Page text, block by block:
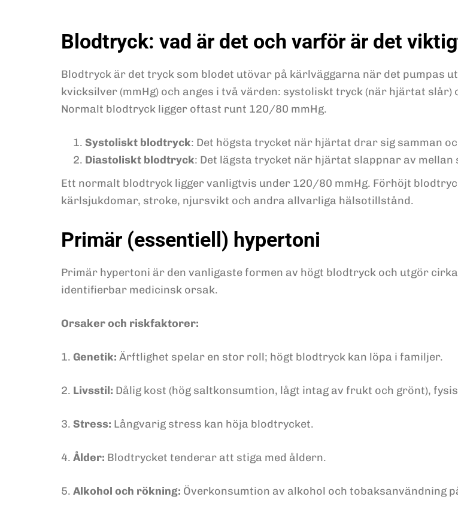
Blodtryck: vad är det och varför är det
Blodtryck är det tryck som blodet utövar på kärlväggarna när det pumpas
kvicksilver (mmHg) och anges i två värden: systoliskt tryck (när hjärtat
Normalt blodtryck ligger oftast runt 120/80 mmHg.
Systoliskt blodtryck: Det högsta trycket när hjärtat drar sig samman
Diastoliskt blodtryck: Det lägsta trycket när hjärtat slappnar av mellan
Ett normalt blodtryck ligger vanligtvis under 120/80 mmHg. Förhöjt
kärlsjukdomar, stroke, njursvikt och andra allvarliga hälsotillstånd.
Primär (essentiell) hypertoni
Primär hypertoni är den vanligaste formen av högt blodtryck och utgör
identifierbar medicinsk orsak.
Orsaker och riskfaktorer:
1. Genetik: Ärftlighet spelar en stor roll; högt blodtryck kan löpa i familjer.
2. Livsstil: Dålig kost (hög saltkonsumtion, lågt intag av frukt och grönt),
3. Stress: Långvarig stress kan höja blodtrycket.
4. Ålder: Blodtrycket tenderar att stiga med åldern.
5. Alkohol och rökning: Överkonsumtion av alkohol och tobaksanvändning